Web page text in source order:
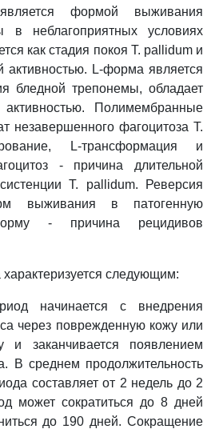
формой выживания
в неблагоприятных условиях
как стадия покоя T. pallidum и
активностью. L-форма является
бледной трепонемы, обладает
активностью. Полимембранные
незавершенного фагоцитоза T.
L-трансформация и
- причина длительной
T. pallidum. Реверсия
выживания в патогенную
- причина рецидивов
следующим:
начинается с внедрения
через поврежденную кожу или
и заканчивается появлением
В среднем продолжительность
составляет от 2 недель до 2
может сократиться до 8 дней
до 190 дней. Сокращение